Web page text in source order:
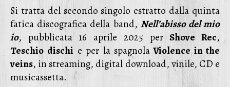
Si tratta del secondo singolo estratto dalla quinta
fatica discografica della band, Nell’abisso del mio
io, pubblicata 16 aprile 2025 perShove Rec,
Teschio dischi e per la spagnolaViolence in the
veins, in streaming, digital download, vinile, CD e
musicassetta.